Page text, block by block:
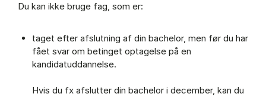
Du kan ikke bruge fag, som er:
taget efter afslutning af din bachelor, men før du har
fået svar om betinget optagelse på en
kandidatuddannelse.
Hvis du fx afslutter din bachelor i december, kan du